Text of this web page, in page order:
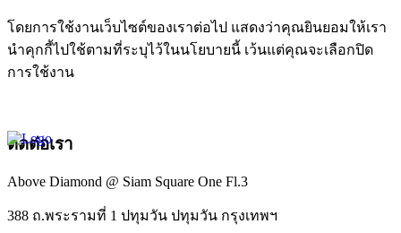
โดยการใช้งานเว็บไซต์ของเราต่อไป แสดงว่าคุณยินยอมให้เรา
นำคุกกี้ไปใช้ตามที่ระบุไว้ในนโยบายนี้ เว้นแต่คุณจะเลือกปิด
การใช้งาน
ติดต่อเรา
Above Diamond @ Siam Square One Fl.3
388 ถ.พระรามที่ 1 ปทุมวัน ปทุมวัน กรุงเทพฯ